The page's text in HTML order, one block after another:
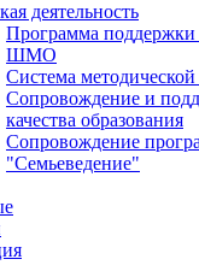
деятельность
Программа
ШМО
Система
Сопровождение и
качества образования
Сопровождение
"Семьеведение"